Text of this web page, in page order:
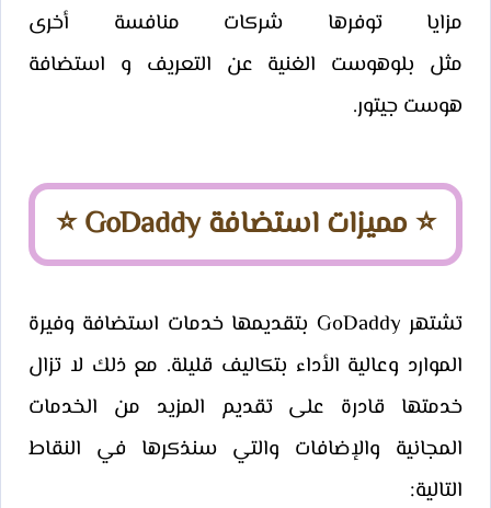
مزايا توفرها شركات منافسة أخرى
مثل بلوهوست الغنية عن التعريف و استضافة
هوست جيتور.
⭐​ مميزات استضافة GoDaddy ⭐​
تشتهر GoDaddy بتقديمها خدمات استضافة وفيرة
الموارد وعالية الأداء بتكاليف قليلة. مع ذلك لا تزال
خدمتها قادرة على تقديم المزيد من الخدمات
المجانية والإضافات والتي سنذكرها في النقاط
التالية: